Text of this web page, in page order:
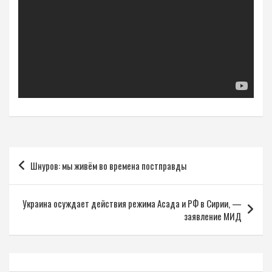
Навигация
по
записям
Шнуров: мы живём во времена постправды
Украина осуждает действия режима Асада и РФ в Сирии, —
заявление МИД